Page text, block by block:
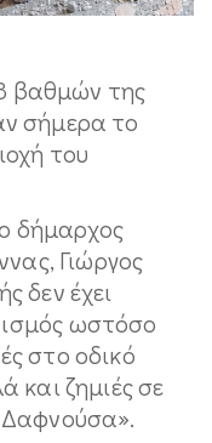
βαθμών της
σήμερα το
του
δήμαρχος
Γιώργος
δεν έχει
ωστόσο
στο οδικό
και ζημιές σε
Δαφνούσα».